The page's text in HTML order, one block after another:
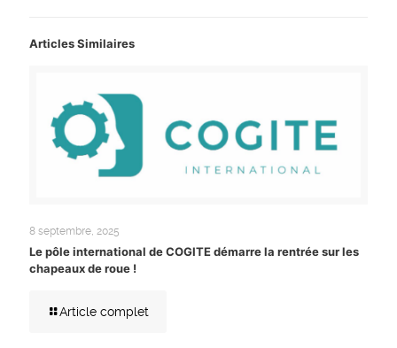
Articles Similaires
8 septembre, 2025
Le pôle international de COGITE démarre la rentrée sur les
chapeaux de roue !
Article complet